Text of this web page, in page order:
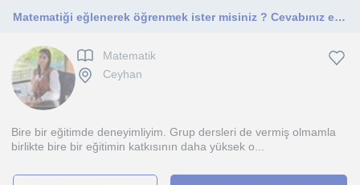
Matematiği eğlenerek öğrenmek ister misiniz ? Cevabınız evet ise hadi başlayalım.
Matematik
Ceyhan
Bire bir eğitimde deneyimliyim. Grup dersleri de vermiş olmamla
birlikte bire bir eğitimin katkısının daha yüksek o...